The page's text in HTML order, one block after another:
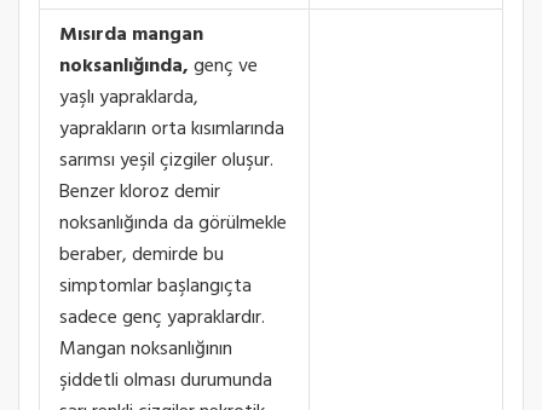
Mısırda mangan
noksanlığında,genç ve
yaşlı yapraklarda,
yaprakların orta kısımlarında
sarımsı yeşil çizgiler oluşur.
Benzer kloroz demir
noksanlığında da görülmekle
beraber, demirde bu
simptomlar başlangıçta
sadece genç yapraklardır.
Mangan noksanlığının
şiddetli olması durumunda